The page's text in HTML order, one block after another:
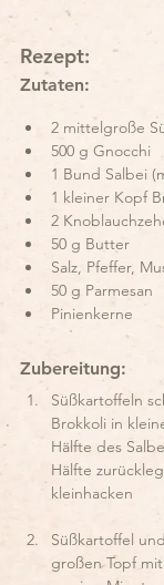
Rezept:
Zutaten:
2 mittelgroße
500 g Gnocchi
1 Bund Salbei
1 kleiner Kopf
2
50 g Butter
Salz, Pfeffer,
50 g Parmesan
Pinienkerne
Zubereitung:
Süßkartoffeln
Brokkoli in
Hälfte des
Hälfte
kleinhacken
Süßkartoffel
großen Topf